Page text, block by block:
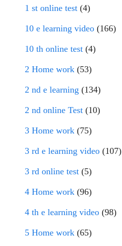
1 st online test (4)
10 e learning video (166)
10 th online test (4)
2 Home work (53)
2 nd e learning (134)
2 nd online Test (10)
3 Home work (75)
3 rd e learning video (107)
3 rd online test (5)
4 Home work (96)
4 th e learning video (98)
5 Home work (65)